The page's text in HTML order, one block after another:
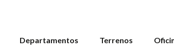
Departamentos Terrenos